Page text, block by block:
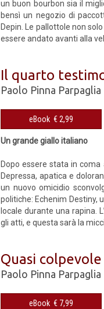
un buon bourbon sia il
bensì un negozio di
Depin. Le pallottole non
essere andato avanti alla
Il quarto
Paolo Pinna Parpaglia
eBook € 2,99
Un grande giallo italiano
Dopo essere stata in
Depressa, apatica e
un nuovo omicidio
politiche: Echenim Destiny,
locale durante una rapina.
gli atti, e questa sarà la
Quasi
Paolo Pinna Parpaglia
eBook € 7,99